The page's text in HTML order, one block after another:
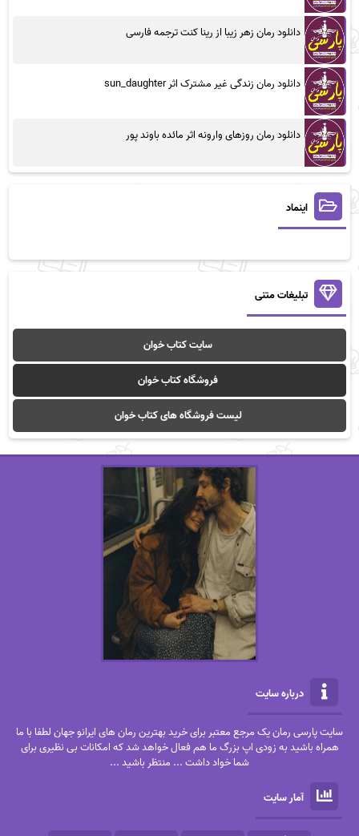
دانلود رمان زهر زیبا از رینا کنت ترجمه فارسی
دانلود رمان زندگی غیر مشترک اثر sun_daughter
دانلود رمان روزهای وارونه اثر مائده باوند پور
اینماد
تبلیغات متنی
سایت کتاب خوان
فروشگاه کتاب خوان
لیست فروشگاه های کتاب خوان
درباره سایت
سایت پارسی رمان یک مرجع معتبر برای خرید بهترین رمان های ایرانو جهان لطفا با ما
همراه باشید به زودی اپ بزرگ ما هم فعال خواهد شد که امکانات بی نظیری برای
شما خواد داشت ... منتظر باشید ...
آمار سایت